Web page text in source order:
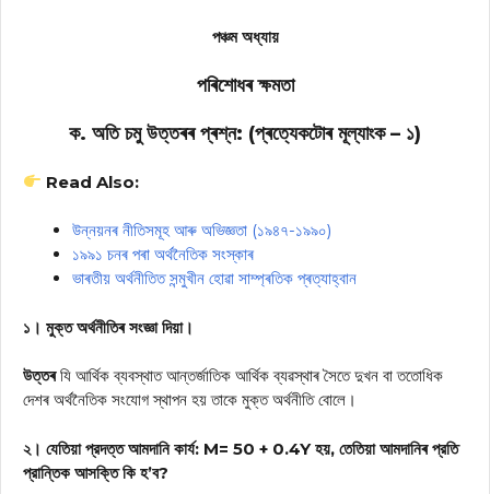
পঞ্চম অধ্যায়
পৰিশোধৰ ক্ষমতা
ক. অতি চমু উত্তৰৰ প্ৰশ্ন: (প্ৰত্যেকটোৰ মূল্যাংক – ১)
Read Also:
উন্নয়নৰ নীতিসমূহ আৰু অভিজ্ঞতা (১৯৪৭-১৯৯০)
১৯৯১ চনৰ পৰা অৰ্থনৈতিক সংস্কাৰ
ভাৰতীয় অৰ্থনীতিত সন্মুখীন হোৱা সাম্প্ৰতিক প্ৰত্যাহ্বান
১। মুক্ত অর্থনীতিৰ সংজ্ঞা দিয়া।
উত্তৰযি আর্থিক ব্যবস্থাত আন্তর্জাতিক আর্থিক ব্যৱস্থাৰ সৈতে দুখন বা ততোধিক
দেশৰ অৰ্থনৈতিক সংযোগ স্থাপন হয় তাকে মুক্ত অর্থনীতি বোলে।
২। যেতিয়া প্রদত্ত আমদানি কার্য: M= 50 + 0.4Y হয়, তেতিয়া আমদানিৰ প্রতি
প্রান্তিক আসক্তি কি হ’ব?